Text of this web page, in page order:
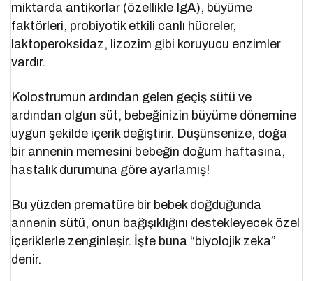
miktarda antikorlar (özellikle IgA), büyüme
faktörleri, probiyotik etkili canlı hücreler,
laktoperoksidaz, lizozim gibi koruyucu enzimler
vardır.
Kolostrumun ardından gelen geçiş sütü ve
ardından olgun süt, bebeğinizin büyüme dönemine
uygun şekilde içerik değiştirir. Düşünsenize, doğa
bir annenin memesini bebeğin doğum haftasına,
hastalık durumuna göre ayarlamış!
Bu yüzden prematüre bir bebek doğduğunda
annenin sütü, onun bağışıklığını destekleyecek özel
içeriklerle zenginleşir. İşte buna “biyolojik zeka”
denir.